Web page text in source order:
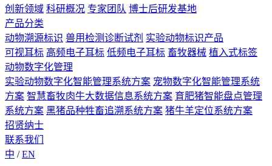
创新领域 科研概况 专家团队 博士后研发基地
产品分类
动物溯源标识 兽用检测诊断试剂 实验动物标识产品
可视耳标 高频电子耳标 低频电子耳标 畜牧器械 植入式标签
动物数字化管理
实验动物数字化智能管理系统方案 宠物数字化智能管理系统
方案 智慧畜牧肉牛大数据信息系统方案 育肥猪智能盘点管理
系统方案 黑猪品种牲畜追溯系统方案 猪牛羊定位系统方案
招贤纳士
联系我们
中 /EN